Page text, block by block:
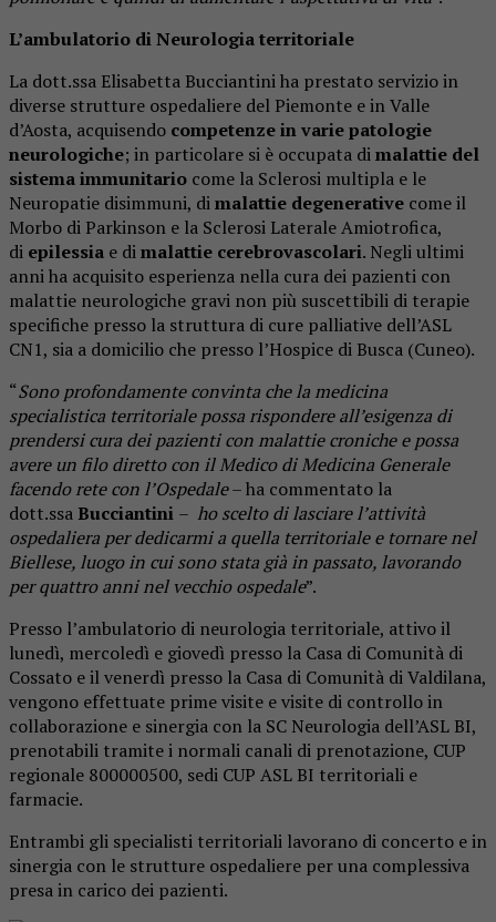
L’ambulatorio di Neurologia territoriale
La dott.ssa Elisabetta Bucciantini ha prestato servizio in
diverse strutture ospedaliere del Piemonte e in Valle
d’Aosta, acquisendo competenze in varie patologie
neurologiche; in particolare si è occupata dimalattie del
sistema immunitario come la Sclerosi multipla e le
Neuropatie disimmuni, dimalattie degenerative come il
Morbo di Parkinson e la Sclerosi Laterale Amiotrofica,
di epilessia e dimalattie cerebrovascolari. Negli ultimi
anni ha acquisito esperienza nella cura dei pazienti con
malattie neurologiche gravi non più suscettibili di terapie
specifiche presso la struttura di cure palliative dell’ASL
CN1, sia a domicilio che presso l’Hospice di Busca (Cuneo).
“Sono profondamente convinta che la medicina
specialistica territoriale possa rispondere all’esigenza di
prendersi cura dei pazienti con malattie croniche e possa
avere un filo diretto con il Medico di Medicina Generale
facendo rete con l’Ospedale– ha commentato la
dott.ssa Bucciantini – ho scelto di lasciare l’attività
ospedaliera per dedicarmi a quella territoriale e tornare nel
Biellese, luogo in cui sono stata già in passato, lavorando
per quattro anni nel vecchio ospedale”.
Presso l’ambulatorio di neurologia territoriale, attivo il
lunedì, mercoledì e giovedì presso la Casa di Comunità di
Cossato e il venerdì presso la Casa di Comunità di Valdilana,
vengono effettuate prime visite e visite di controllo in
collaborazione e sinergia con la SC Neurologia dell’ASL BI,
prenotabili tramite i normali canali di prenotazione, CUP
regionale 800000500, sedi CUP ASL BI territoriali e
farmacie.
Entrambi gli specialisti territoriali lavorano di concerto e in
sinergia con le strutture ospedaliere per una complessiva
presa in carico dei pazienti.